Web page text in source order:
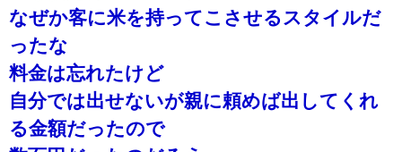
なぜか客に米を持ってこさせるスタイルだ
ったな
料金は忘れたけど
自分では出せないが親に頼めば出してくれ
る金額だったので